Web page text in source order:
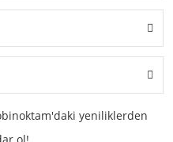
yeniliklerden